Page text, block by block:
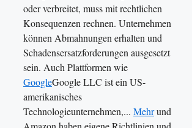
oder verbreitet, muss mit rechtlichen
Konsequenzen rechnen. Unternehmen
können Abmahnungen erhalten und
Schadensersatzforderungen ausgesetzt
sein. Auch Plattformen wie
GoogleGoogle LLC ist ein US-
amerikanisches
Technologieunternehmen,... Mehrund